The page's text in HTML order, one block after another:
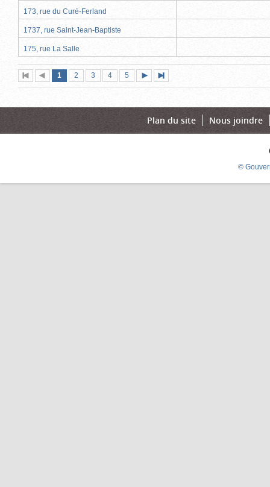
173, rue du Curé-Ferland
1737, rue Saint-Jean-Baptiste
175, rue La Salle
Première
page
Page
précédente
Page
1 (page
actuelle)
Page
2 Page
3 Page
4 Page
5
suivante
page
Plan du site Nous joindre
©